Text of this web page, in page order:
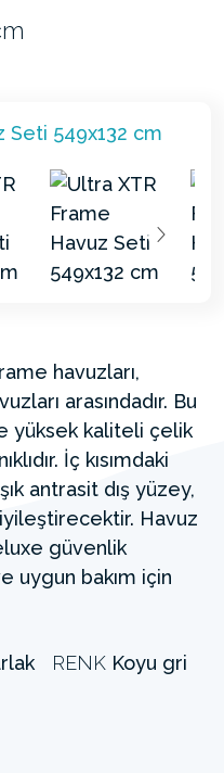
havuzları,
arasındadır. Bu
yüksek kaliteli çelik
İç kısımdaki
antrasit dış yüzey,
Havuz
güvenlik
uygun bakım için
RENK Koyu gri